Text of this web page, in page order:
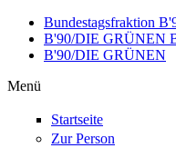
Direkt zum Inhalt
Bundestagsfraktion
B'90/DIE GRÜNEN
B'90/DIE GRÜNEN
Menü
Startseite
Zur Person